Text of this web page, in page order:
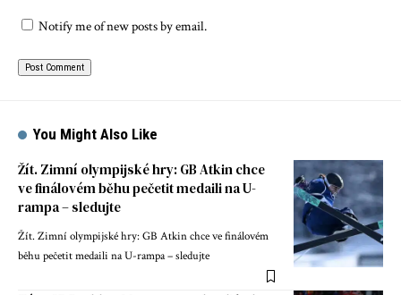
Notify me of new posts by email.
You Might Also Like
Žít. Zimní olympijské hry: GB Atkin chce
ve finálovém běhu pečetit medaili na U-
rampa – sledujte
Žít. Zimní olympijské hry: GB Atkin chce ve finálovém
běhu pečetit medaili na U-rampa – sledujte